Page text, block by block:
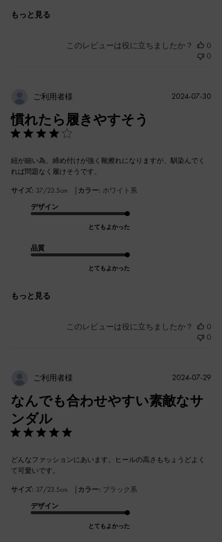
もっと見る
このレビューは役に立ちましたか？
0
0
ご利用者様
慣れたら履きやすそう
紐が細い為、締め付けが強く靴擦れになりますが、馴染んでく
れば問題なく履けそうです。
サイズ: 37/23.5cm | カラー: ホワイト系
デザイン
とてもよかった
品質
とてもよかった
もっと見る
公
2024-07-30
このレビューは役に立ちましたか？
0
0
ご利用者様
なんでも合わせやすい素敵なサ
ンダル
どんなファッションにあいます。ヒールの高さもちょうどよく
て可愛いです。
サイズ: 37/23.5cm | カラー: ブラック系
デザイン
とてもよかった
公
2024-07-29